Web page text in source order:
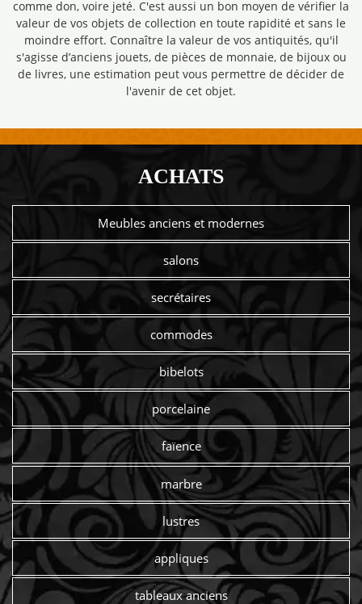
comme don, voire jeté. C'est aussi un bon moyen de vérifier la
valeur de vos objets de collection en toute rapidité et sans le
moindre effort. Connaître la valeur de vos antiquités, qu'il
s'agisse d’anciens jouets, de pièces de monnaie, de bijoux ou
de livres, une estimation peut vous permettre de décider de
l'avenir de cet objet.
ACHATS
Meubles anciens et modernes
salons
secrétaires
commodes
bibelots
porcelaine
faïence
marbre
lustres
appliques
tableaux anciens